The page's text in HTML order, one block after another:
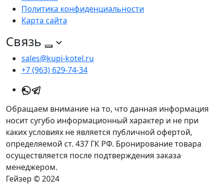
Политика конфиденциальности
Карта сайта
Связь
sales@kupi-kotel.ru
+7 (963) 629-74-34
Обращаем внимание на то, что данная информация
носит сугубо информационный характер и не при
каких условиях не является публичной офертой,
определяемой ст. 437 ГК РФ. Бронирование товара
осуществляется после подтверждения заказа
менеджером.
Гейзер © 2024